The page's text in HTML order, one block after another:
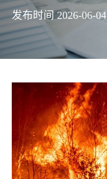
发布时间 2026-06-04